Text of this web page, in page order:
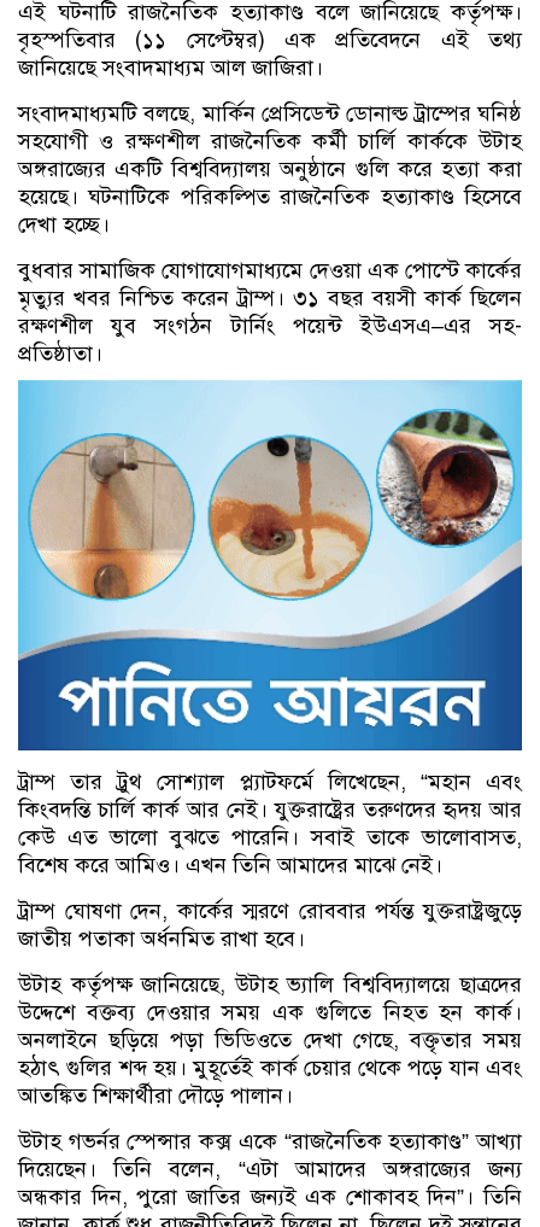
এই ঘটনাটি রাজনৈতিক হত্যাকাণ্ড বলে জানিয়েছে কর্তৃপক্ষ।
বৃহস্পতিবার (১১ সেপ্টেম্বর) এক প্রতিবেদনে এই তথ্য
জানিয়েছে সংবাদমাধ্যম আল জাজিরা।
সংবাদমাধ্যমটি বলছে, মার্কিন প্রেসিডেন্ট ডোনাল্ড ট্রাম্পের ঘনিষ্ঠ
সহযোগী ও রক্ষণশীল রাজনৈতিক কর্মী চার্লি কার্ককে উটাহ
অঙ্গরাজ্যের একটি বিশ্ববিদ্যালয় অনুষ্ঠানে গুলি করে হত্যা করা
হয়েছে। ঘটনাটিকে পরিকল্পিত রাজনৈতিক হত্যাকাণ্ড হিসেবে
দেখা হচ্ছে।
বুধবার সামাজিক যোগাযোগমাধ্যমে দেওয়া এক পোস্টে কার্কের
মৃত্যুর খবর নিশ্চিত করেন ট্রাম্প। ৩১ বছর বয়সী কার্ক ছিলেন
রক্ষণশীল যুব সংগঠন টার্নিং পয়েন্ট ইউএসএ–এর সহ-
প্রতিষ্ঠাতা।
ট্রাম্প তার ট্রুথ সোশ্যাল প্ল্যাটফর্মে লিখেছেন, “মহান এবং
কিংবদন্তি চার্লি কার্ক আর নেই। যুক্তরাষ্ট্রের তরুণদের হৃদয় আর
কেউ এত ভালো বুঝতে পারেনি। সবাই তাকে ভালোবাসত,
বিশেষ করে আমিও। এখন তিনি আমাদের মাঝে নেই।
ট্রাম্প ঘোষণা দেন, কার্কের স্মরণে রোববার পর্যন্ত যুক্তরাষ্ট্রজুড়ে
জাতীয় পতাকা অর্ধনমিত রাখা হবে।
উটাহ কর্তৃপক্ষ জানিয়েছে, উটাহ ভ্যালি বিশ্ববিদ্যালয়ে ছাত্রদের
উদ্দেশে বক্তব্য দেওয়ার সময় এক গুলিতে নিহত হন কার্ক।
অনলাইনে ছড়িয়ে পড়া ভিডিওতে দেখা গেছে, বক্তৃতার সময়
হঠাৎ গুলির শব্দ হয়। মুহূর্তেই কার্ক চেয়ার থেকে পড়ে যান এবং
আতঙ্কিত শিক্ষার্থীরা দৌড়ে পালান।
উটাহ গভর্নর স্পেন্সার কক্স একে “রাজনৈতিক হত্যাকাণ্ড” আখ্যা
দিয়েছেন। তিনি বলেন, “এটা আমাদের অঙ্গরাজ্যের জন্য
অন্ধকার দিন, পুরো জাতির জন্যই এক শোকাবহ দিন”। তিনি